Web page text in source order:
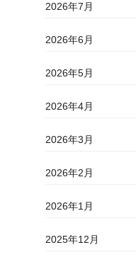
2026年7月
2026年6月
2026年5月
2026年4月
2026年3月
2026年2月
2026年1月
2025年12月